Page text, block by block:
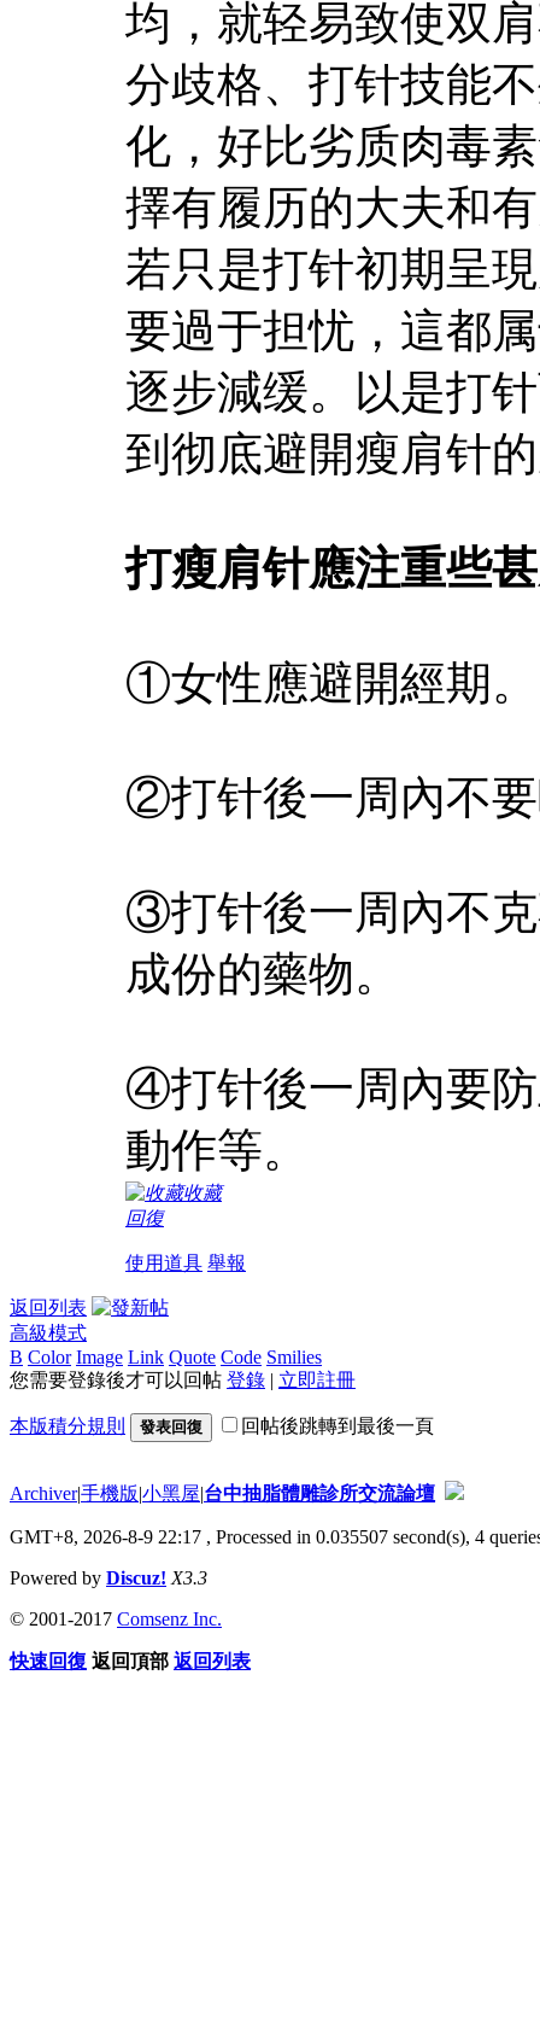
均，就轻易致使双
分歧格、打针技能
化，好比劣质肉毒
擇有履历的大夫和
若只是打针初期呈
要過于担忧，這都
逐步減缓。以是打
到彻底避開瘦肩针
打瘦肩针應注重些
①女性應避開經期。
②打针後一周內不
③打针後一周內不
成份的藥物。
④打针後一周內要
動作等。
收藏
回復
使用道具 舉報
返回列表
高級模式
B Color Image Link Quote Code Smilies
您需要登錄後才可以回帖 登錄 | 立即註冊
本版積分規則 發表回復 回帖後跳轉到最後一頁
Archiver|手機版|小黑屋|台中抽脂體雕診所交流論壇
GMT+8, 2026-8-9 22:17 , Processed in 0.035507 second(s), 4
Powered by Discuz! X3.3
© 2001-2017 Comsenz Inc.
快速回復 返回頂部 返回列表